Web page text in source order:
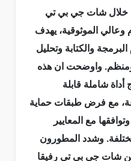
خلال شات جي بي تي
وعالي الموثوقية، يهدف
والكتابة وتحليل
ومنظم. واوضحت ان هذه
شاملة قابلة
مع فرض طبقات حماية
مع المعايير
وشدد المطورون
شات جي بي تي رفيقا